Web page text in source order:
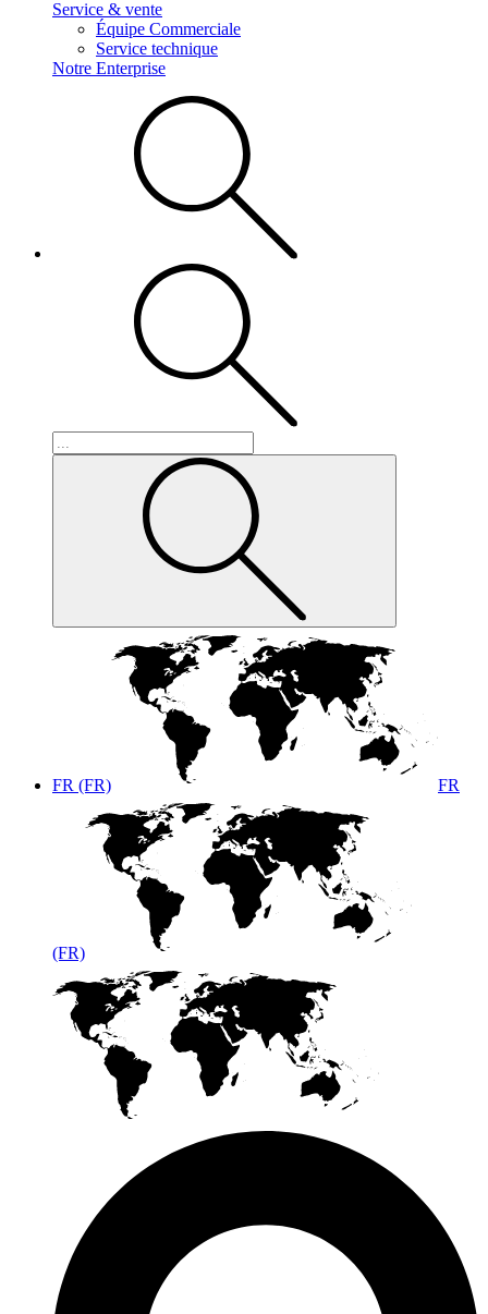
Service & vente
Équipe Commerciale
Service technique
Notre Enterprise
FR (FR) FR
(FR)